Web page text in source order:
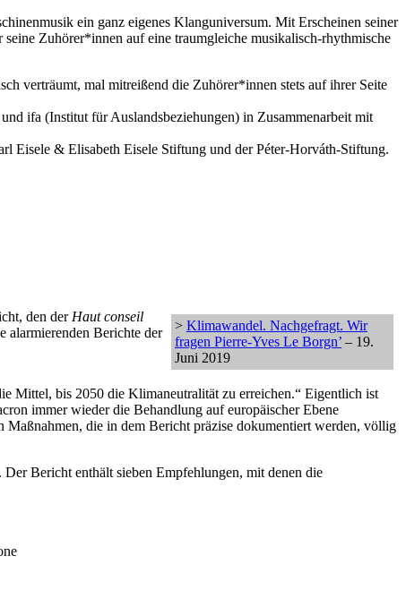
ein ganz eigenes Klanguniversum. Mit Erscheinen seiner
Zuhörer*innen auf eine traumgleiche musikalisch-rhythmische
verträumt, mal mitreißend die Zuhörer*innen stets auf ihrer Seite
ifa (Institut für Auslandsbeziehungen) in Zusammenarbeit mit
Eisele & Elisabeth Eisele Stiftung und der Péter-Horváth-Stiftung.
> Klimawandel. Nachgefragt. Wir
fragen Pierre-Yves Le Borgn’ – 19.
Juni 2019
den der Haut conseil
alarmierenden Berichte der
Mittel, bis 2050 die Klimaneutralität zu erreichen.“ Eigentlich ist
immer wieder die Behandlung auf europäischer Ebene
Maßnahmen, die in dem Bericht präzise dokumentiert werden, völlig
Bericht enthält sieben Empfehlungen, mit denen die